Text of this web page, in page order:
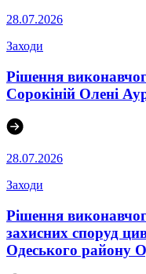
28.07.2026
Заходи
Рішення
Сорокіній Олені
28.07.2026
Заходи
Рішення
захисних споруд
Одеського району